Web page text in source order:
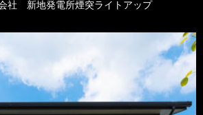
社 新地発電所煙突ライトアップ